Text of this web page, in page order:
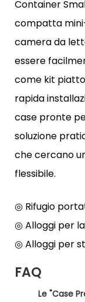
Container
compatta
camera da
essere
come kit
rapida
case pronte
soluzione
che cercano
flessibile.
◎ Rifugio
◎ Alloggi per
◎ Alloggi per
FAQ
Le "Case